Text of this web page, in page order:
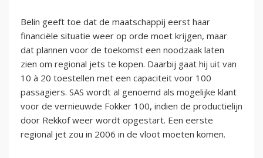
Belin geeft toe dat de maatschappij eerst haar
financiële situatie weer op orde moet krijgen, maar
dat plannen voor de toekomst een noodzaak laten
zien om regional jets te kopen. Daarbij gaat hij uit van
10 à 20 toestellen met een capaciteit voor 100
passagiers. SAS wordt al genoemd als mogelijke klant
voor de vernieuwde Fokker 100, indien de productielijn
door Rekkof weer wordt opgestart. Een eerste
regional jet zou in 2006 in de vloot moeten komen.